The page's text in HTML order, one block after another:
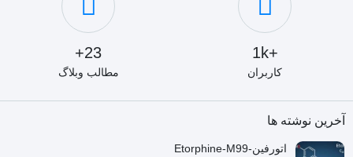
+1k
کاربران
23+
مطالب وبلاگ
آخرین نوشته ها
اتورفین-Etorphine-M99